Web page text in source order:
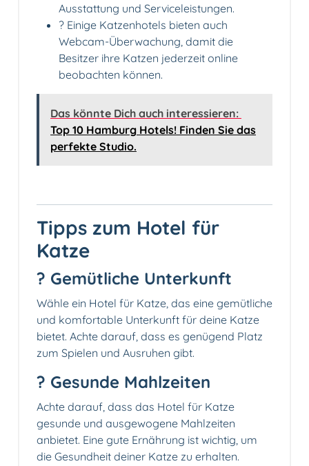
Ausstattung und Serviceleistungen.
? Einige Katzenhotels bieten auch
Webcam-Überwachung, damit die
Besitzer ihre Katzen jederzeit online
beobachten können.
Das könnte Dich auch interessieren:
Top 10 Hamburg Hotels! Finden Sie das
perfekte Studio.
Tipps zum Hotel für
Katze
? Gemütliche Unterkunft
Wähle ein Hotel für Katze, das eine gemütliche
und komfortable Unterkunft für deine Katze
bietet. Achte darauf, dass es genügend Platz
zum Spielen und Ausruhen gibt.
?️ Gesunde Mahlzeiten
Achte darauf, dass das Hotel für Katze
gesunde und ausgewogene Mahlzeiten
anbietet. Eine gute Ernährung ist wichtig, um
die Gesundheit deiner Katze zu erhalten.